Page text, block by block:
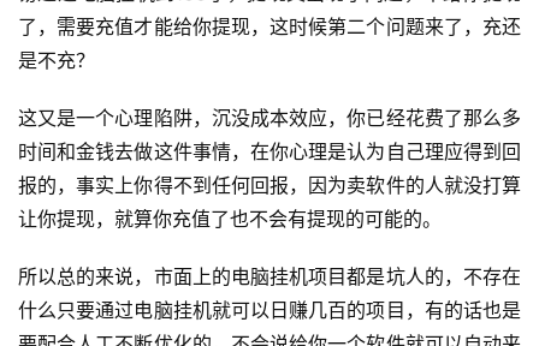
首
页
业
快
讯
了，需要充值才能给你提现，这时候第二个问题来了，充还
是不充？
这又是一个心理陷阱，沉没成本效应，你已经花费了那么多
时间和金钱去做这件事情，在你心理是认为自己理应得到回
报的，事实上你得不到任何回报，因为卖软件的人就没打算
让你提现，就算你充值了也不会有提现的可能的。
所以总的来说，市面上的电脑挂机项目都是坑人的，不存在
什么只要通过电脑挂机就可以日赚几百的项目，有的话也是